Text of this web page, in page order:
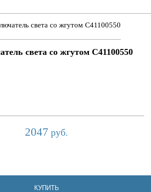
света со жгутом C41100550
2047 руб.
КУПИТЬ